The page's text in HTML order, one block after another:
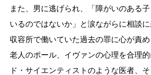
また、男に逃げられ、「障がいのある
いるのではないか」と涙ながらに相談
収容所で働いていた過去の罪に心が責
老人のポール、イヴァンの心理を合理
ド・サイエンティストのような医者、